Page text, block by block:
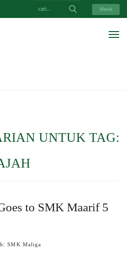
Masuk
UNTUK TAG:
to SMK Maarif 5
SMK Maliga